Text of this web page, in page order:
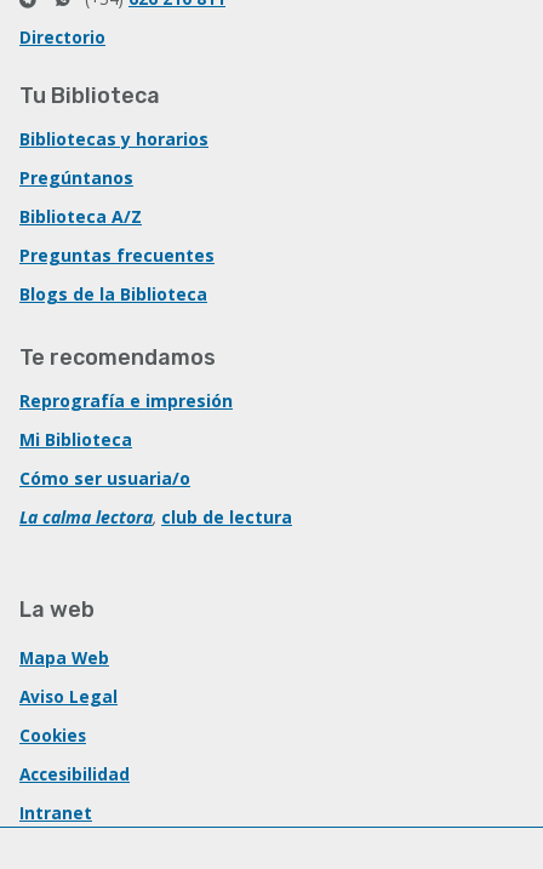
Directorio
Tu Biblioteca
Bibliotecas y horarios
Pregúntanos
Biblioteca A/Z
Preguntas frecuentes
Blogs de la Biblioteca
Te recomendamos
Reprografía e impresión
Mi Biblioteca
Cómo ser usuaria/o
La calma lectora, club de lectura
La web
Mapa Web
Aviso Legal
Cookies
Accesibilidad
Intranet